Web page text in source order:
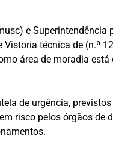
e Superintendência
técnica de (n.º
área de moradia está
de urgência,
risco pelos órgãos de